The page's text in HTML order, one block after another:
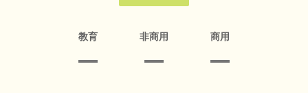
教育 非商用 商用